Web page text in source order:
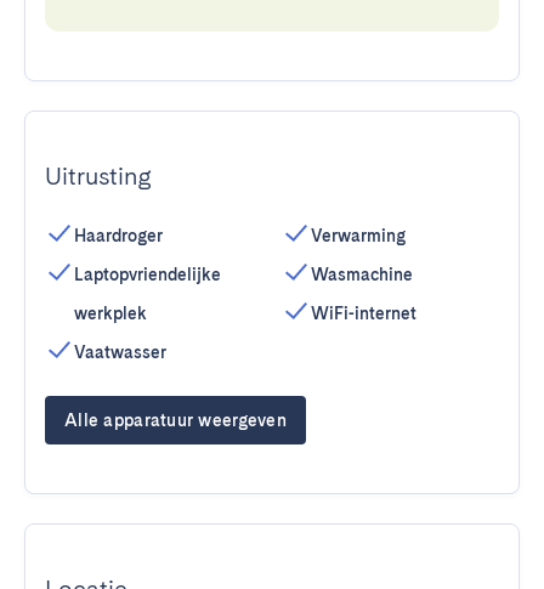
Uitrusting
Haardroger
Laptopvriendelijke
werkplek
Vaatwasser
Verwarming
Wasmachine
WiFi-internet
Alle apparatuur weergeven